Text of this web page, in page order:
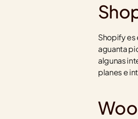
Shopify es
aguanta
algunas
planes e